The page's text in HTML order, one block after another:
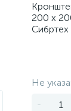
200 х
Сибртех
Не
-